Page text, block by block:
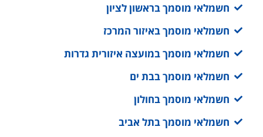
חשמלאי מוסמך בראשון לציון
חשמלאי מוסמך באיזור המרכז
חשמלאי מוסמך במועצה איזורית גדרות
חשמלאי מוסמך בבת ים
חשמלאי מוסמך בחולון
חשמלאי מוסמך בתל אביב